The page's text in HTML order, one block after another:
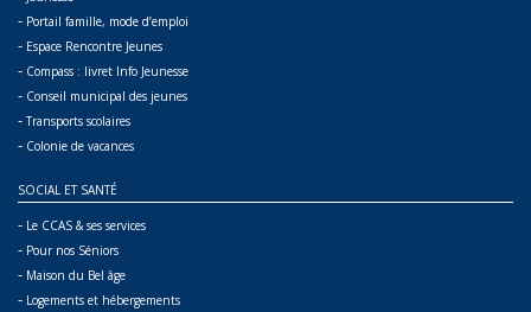
- Portail famille, mode d’emploi
- Espace Rencontre Jeunes
- Compass : livret Info Jeunesse
- Conseil municipal des jeunes
-Transports scolaires
- Colonie de vacances
SOCIAL ET SANTÉ
- Le CCAS & ses services
- Pour nos Séniors
- Maison du Bel âge
- Logements et hébergements